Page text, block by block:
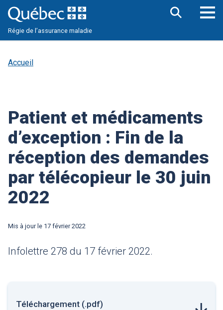
contenu
principal
Régie de l’assurance maladie
Accueil
Patient et médicaments
d’exception : Fin de la
réception des demandes
par télécopieur le 30 juin
2022
Mis à jour le 17 février 2022
Infolettre 278 du 17 février 2022.
Téléchargement (.pdf)